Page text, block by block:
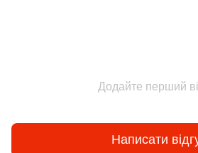
Додайте перший
Написати